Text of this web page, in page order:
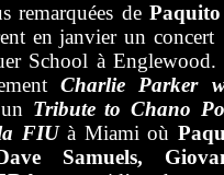
remarquées de Paquito
en janvier un
School à Englewood.
Charlie Parker
Tribute to Chano
FIUà Miami où
Samuels,